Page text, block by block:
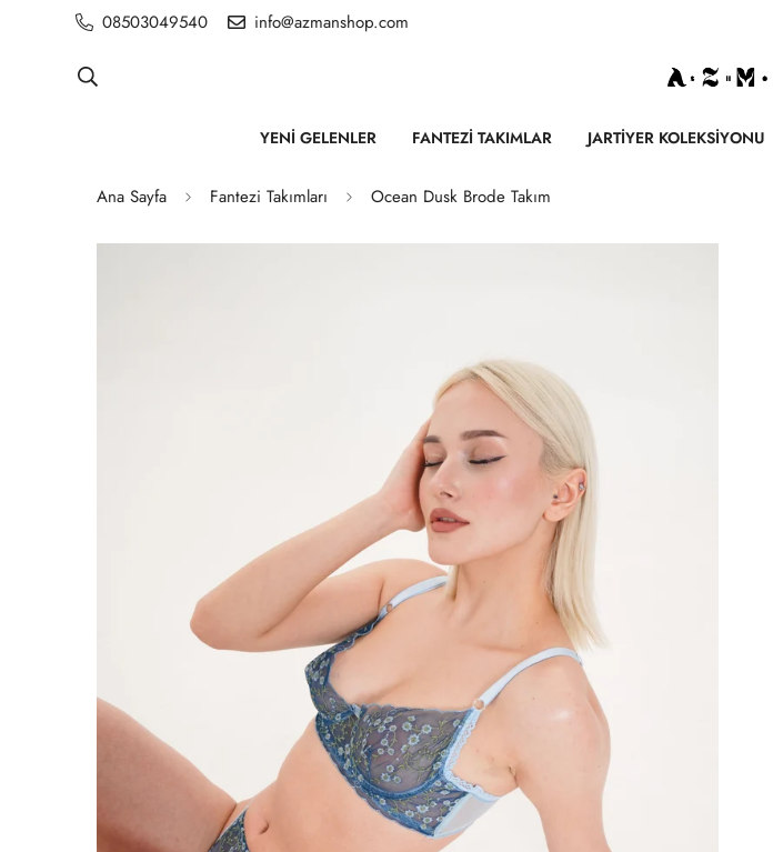
08503049540 info@azmanshop.com
YENI GELENLER FANTEZI TAKIMLAR JARTIYER KOLEKSIYONU
Ana Sayfa Fantezi Takımları Ocean Dusk Brode Takım